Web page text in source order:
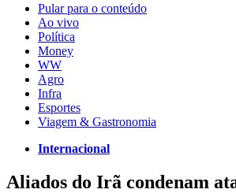
Pular para o conteúdo
Ao vivo
Política
Money
WW
Agro
Infra
Esportes
Viagem & Gastronomia
Internacional
Aliados do Irã condenam